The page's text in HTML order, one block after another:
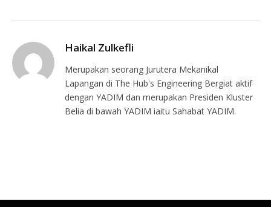
Haikal Zulkefli
Merupakan seorang Jurutera Mekanikal
Lapangan di The Hub's Engineering Bergiat aktif
dengan YADIM dan merupakan Presiden Kluster
Belia di bawah YADIM iaitu Sahabat YADIM.